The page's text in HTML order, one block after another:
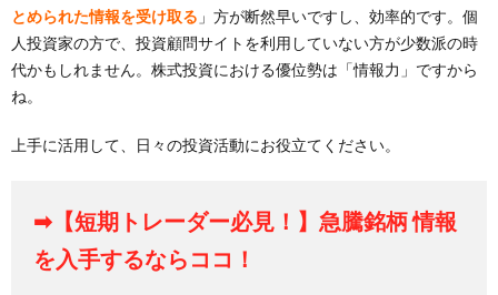
とめられた情報を受け取る 」方が断然早いですし、効率的です。個
人投資家の方で、投資顧問サイトを利用していない方が少数派の時
代かもしれません。株式投資における優位勢は「情報力」ですから
ね。
上手に活用して、日々の投資活動にお役立てください。
➡【短期トレーダー必見！】急騰銘柄 情報
を入手するならココ！